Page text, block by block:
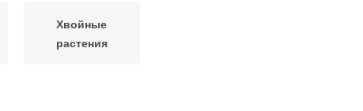
Хвойные
растения